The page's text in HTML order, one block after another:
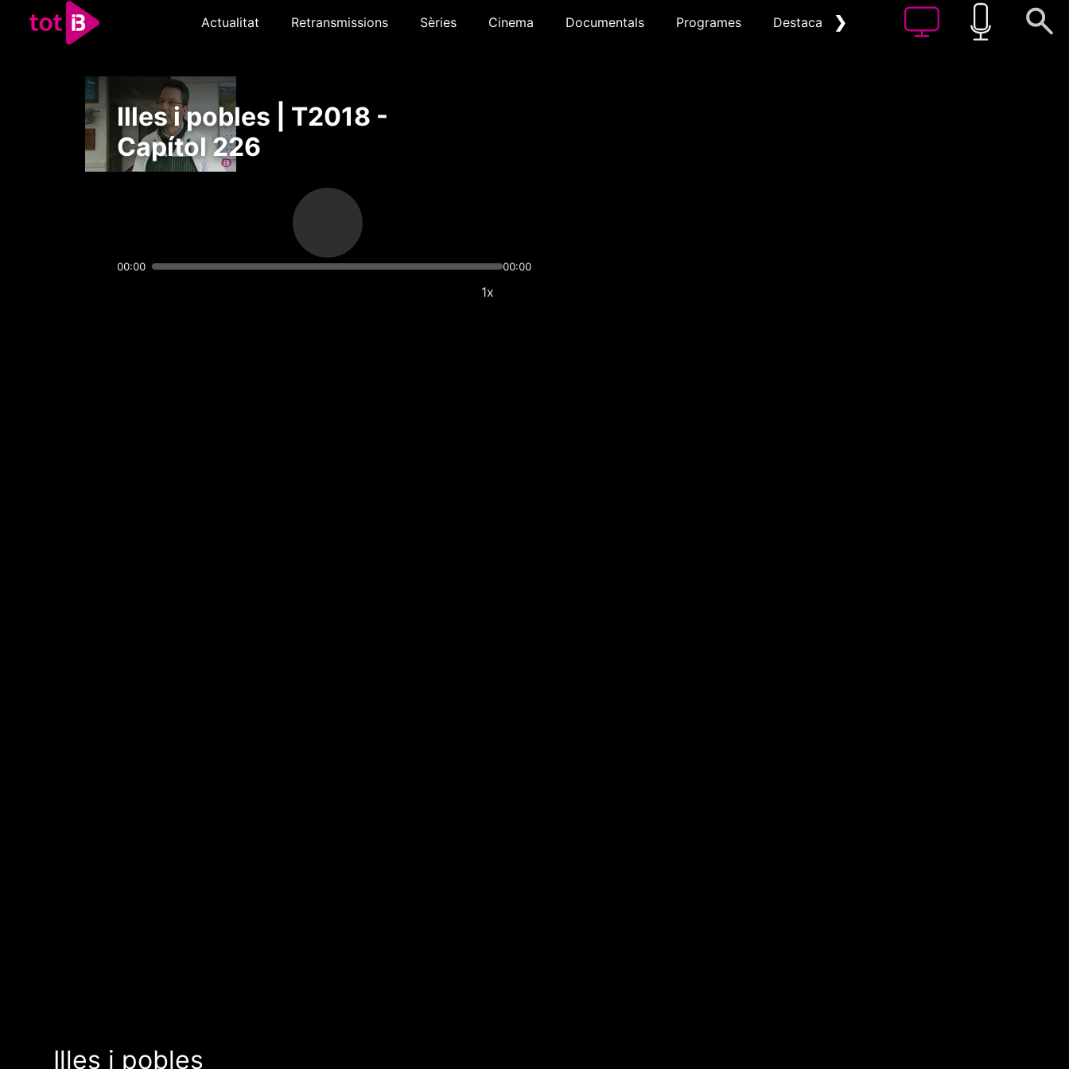
Actualitat Retransmissions Sèries Cinema Documentals Programes Destacat ❯
Illes i pobles | T2018 -
Capítol 226
00:00 00:00
1x
Illes i pobles